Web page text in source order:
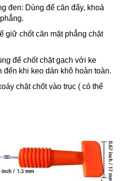
đen: Dùng để căn đẩy, khoá
giữ chốt căn mặt phẳng chặt
để chốt chặt gạch với ke
đến khi keo dán khô hoàn toàn.
chặt chốt vào trục ( có thể